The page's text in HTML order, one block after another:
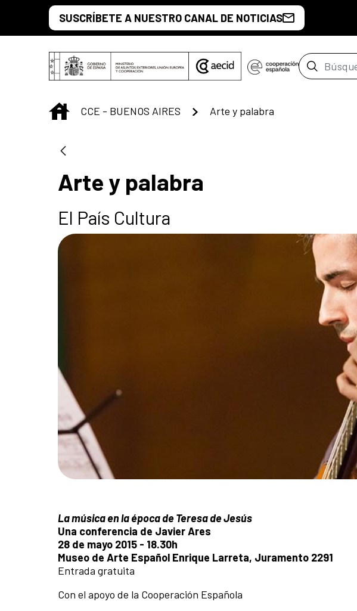
Saltar al contenido principal
SUSCRÍBETE A NUESTRO CANAL DE NOTICIAS
Barra
INICIO
CCE - BUENOS AIRES Arte y palabra
Arte y palabra
El País Cultura
La música en la época de Teresa de Jesús
Una conferencia de Javier Ares
28 de mayo 2015 - 18.30h
Museo de Arte Español Enrique Larreta, Juramento 2291
Entrada gratuita
Con el apoyo de la Cooperación Española